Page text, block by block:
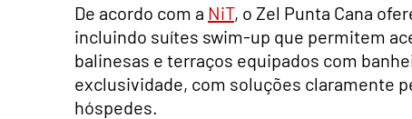
De acordo com a NiT, o Zel Punta Cana
incluindo suítes swim-up que permitem
balinesas e terraços equipados com
exclusividade, com soluções claramente
hóspedes.